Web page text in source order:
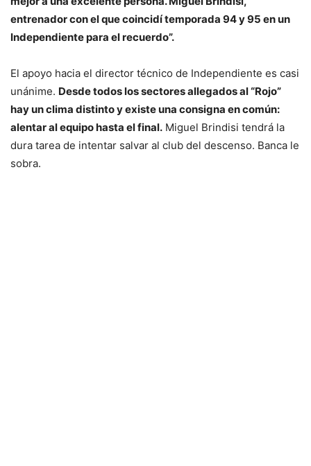
entrenador con el que coincidí temporada 94 y 95 en un
Independiente para el recuerdo”.
El apoyo hacia el director técnico de Independiente es casi
unánime. Desde todos los sectores allegados al “Rojo”
hay un clima distinto y existe una consigna en común:
alentar al equipo hasta el final. Miguel Brindisi tendrá la
dura tarea de intentar salvar al club del descenso. Banca le
sobra.